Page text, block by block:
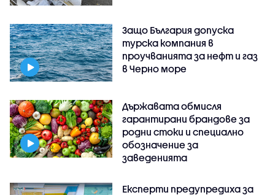
Защо България допуска
турска компания в
проучванията за нефт и газ
в Черно море
Държавата обмисля
гарантирани брандове за
родни стоки и специално
обозначение за
заведенията
Експерти предупредиха за